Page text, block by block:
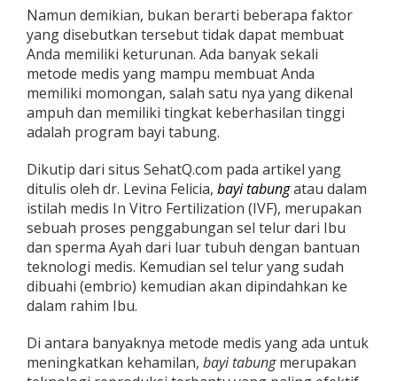
M
e
t
o
d
e
e
d
s
Namun demikian, bukan berarti beberapa faktor
yang disebutkan tersebut tidak dapat membuat
Anda memiliki keturunan. Ada banyak sekali
metode medis yang mampu membuat Anda
memiliki momongan, salah satu nya yang dikenal
ampuh dan memiliki tingkat keberhasilan tinggi
adalah program bayi tabung.
Dikutip dari situs SehatQ.com pada artikel yang
ditulis oleh dr. Levina Felicia, bayi tabungatau dalam
istilah medis In Vitro Fertilization (IVF), merupakan
sebuah proses penggabungan sel telur dari Ibu
dan sperma Ayah dari luar tubuh dengan bantuan
teknologi medis. Kemudian sel telur yang sudah
dibuahi (embrio) kemudian akan dipindahkan ke
dalam rahim Ibu.
Di antara banyaknya metode medis yang ada untuk
meningkatkan kehamilan, bayi tabungmerupakan